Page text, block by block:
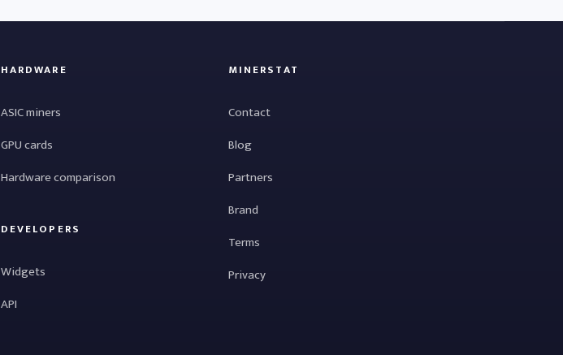
HARDWARE
ASIC miners
GPU cards
Hardware comparison
DEVELOPERS
Widgets
API
MINERSTAT
Contact
Blog
Partners
Brand
Terms
Privacy